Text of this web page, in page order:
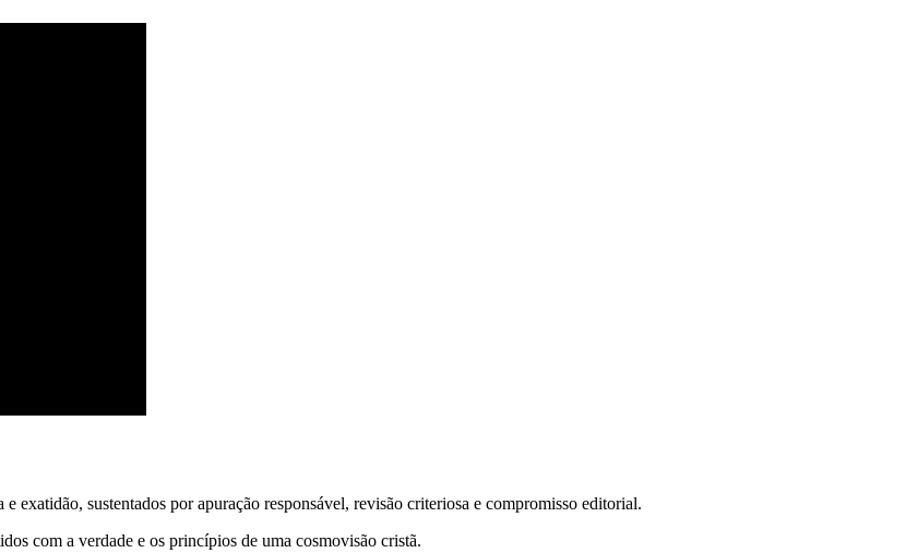
exatidão, sustentados por apuração responsável, revisão criteriosa e compromisso editorial.
com a verdade e os princípios de uma cosmovisão cristã.